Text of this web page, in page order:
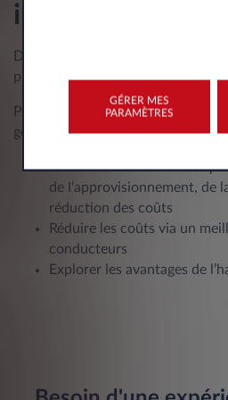
internationale?
Découvrez Global Fleet Insights,
problématiques internationales.
Pour vous tenir informé des
gestion de flotte dans le monde
Des solutions innovantes
de l'approvisionnement, de
réduction des coûts
Réduire les coûts via un
conducteurs
Explorer les avantages de
GÉRER MES
PARAMÈTRES